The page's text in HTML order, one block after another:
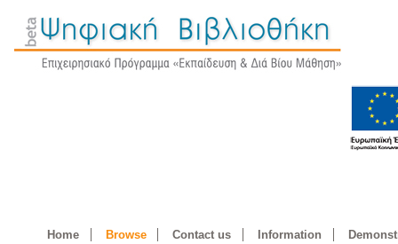
Home Browse Contact us Information